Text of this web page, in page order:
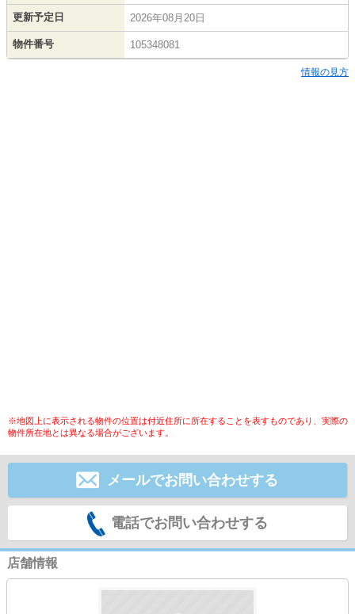
更新予定日 2026年08月20日
物件番号 105348081
情報の見方
※地図上に表示される物件の位置は付近住所に所在することを表すものであり、実際の
物件所在地とは異なる場合がございます。
メールでお問い合わせする
電話でお問い合わせする
店舗情報